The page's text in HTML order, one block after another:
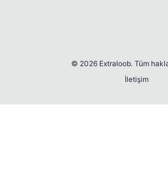
© 2026 Extraloob. Tüm
İletişim